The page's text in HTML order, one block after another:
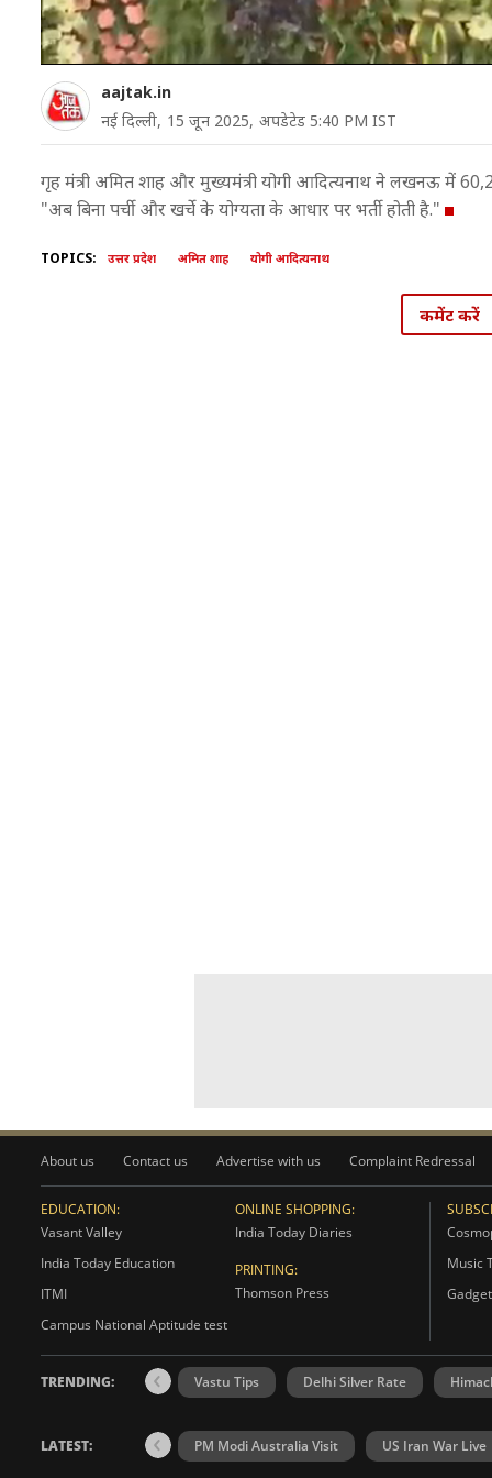
aajtak.in
नई दिल्ली, 15 जून 2025, अपडेटेड 5:40 PM IST
गृह मंत्री अमित शाह और मुख्यमंत्री योगी आदित्यनाथ ने लखनऊ में
"अब बिना पर्ची और खर्चे के योग्यता के आधार पर भर्ती होती है."
TOPICS: उत्तर प्रदेश अमित शाह योगी आदित्यनाथ
कमेंट करें
About us Contact us Advertise with us Complaint Redressal
EDUCATION:
Vasant Valley
India Today Education
ITMI
Campus National Aptitude test
ONLINE SHOPPING:
India Today Diaries
PRINTING:
Thomson Press
Music
TRENDING: Vastu Tips Delhi Silver Rate
LATEST: PM Modi Australia Visit US Iran War Live